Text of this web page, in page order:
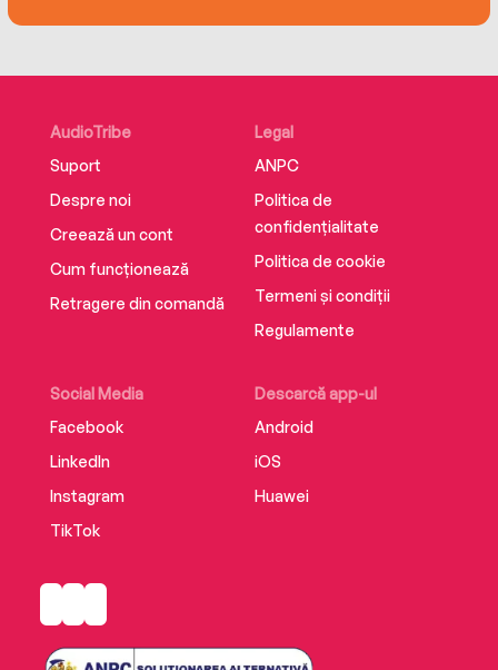
anyone she’s ever dated. Suddenly, Lily’s
she finds herself falling deeper and harder than
limelight. She loves Noel-but she loves her fans,
too. And come August, she may be forced to
choose.
AudioTribe
Suport
Despre noi
Creează un cont
Cum funcționează
Retragere din comandă
Social Media
Facebook
LinkedIn
Instagram
TikTok
Descarcă app-ul
Android
iOS
Huawei
Legal
ANPC
Politica de
confidențialitate
Politica de cookie
Termeni și condiții
Regulamente